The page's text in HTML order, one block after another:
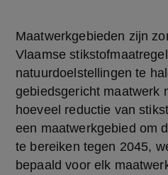
Maatwerkgebieden zijn
Vlaamse
natuurdoelstellingen te
gebiedsgericht maatwerk
hoeveel reductie van
een maatwerkgebied om
te bereiken tegen 2045,
bepaald voor elk